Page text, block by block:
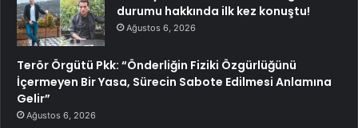
durumu hakkında ilk kez konuştu!
Ağustos 6, 2026
Terör Örgütü Pkk: “Önderliğin Fiziki Özgürlüğünü
İçermeyen Bir Yasa, Sürecin Sabote Edilmesi Anlamına
Gelir”
Ağustos 6, 2026